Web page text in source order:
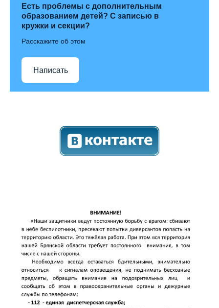
Есть проблемы с дополнительным
образованием детей? С записью в
кружки и секции?
Расскажите об этом
Написать